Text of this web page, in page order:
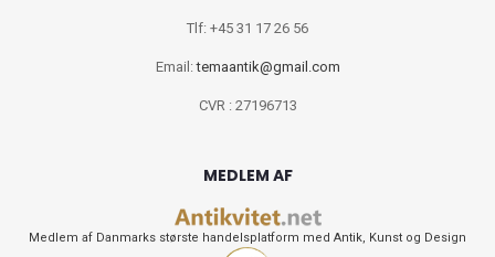
Tlf: +45 31 17 26 56
Email:temaantik@gmail.com
CVR : 27196713
MEDLEM AF
Medlem af Danmarks største handelsplatform med Antik, Kunst og Design